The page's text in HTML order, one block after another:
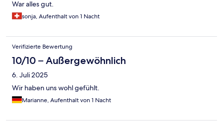
War alles gut.
sonja, Aufenthalt von 1 Nacht
Verifizierte Bewertung
10/10 – Außergewöhnlich
6. Juli 2025
Wir haben uns wohl gefühlt.
Marianne, Aufenthalt von 1 Nacht